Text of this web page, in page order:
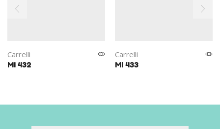
Carrelli
MI 432
Carrelli
MI 433